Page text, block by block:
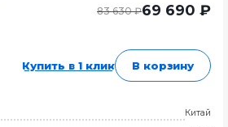
83 630 ₽69 690 ₽
Купить в 1 клик В корзину
Китай